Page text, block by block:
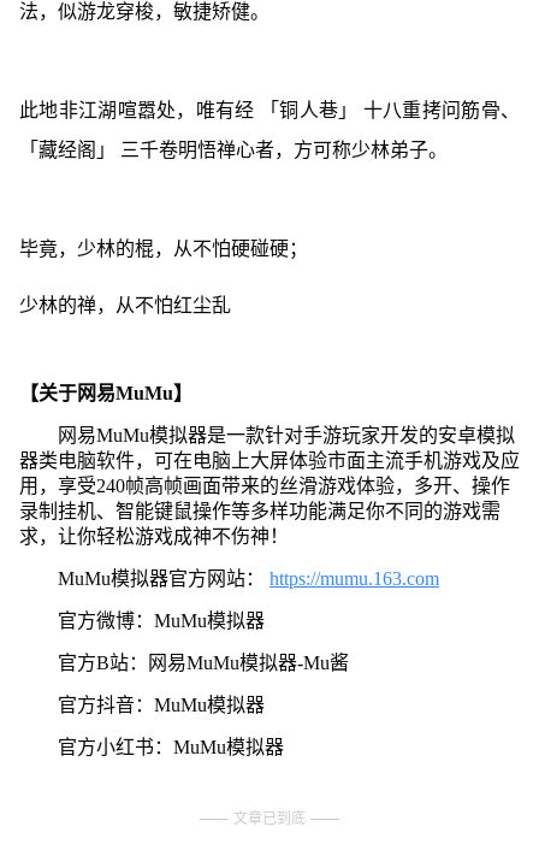
法，似游龙穿梭，敏捷矫健。
此地非江湖喧嚣处，唯有经 「铜人巷」 十八重拷问筋骨、
「藏经阁」 三千卷明悟禅心者，方可称少林弟子。
毕竟，少林的棍，从不怕硬碰硬；
少林的禅，从不怕红尘乱
【关于网易MuMu】
网易MuMu模拟器是一款针对手游玩家开发的安卓模拟
器类电脑软件，可在电脑上大屏体验市面主流手机游戏及应
用，享受240帧高帧画面带来的丝滑游戏体验，多开、操作
录制挂机、智能键鼠操作等多样功能满足你不同的游戏需
求，让你轻松游戏成神不伤神！
MuMu模拟器官方网站： https://mumu.163.com
官方微博：MuMu模拟器
官方B站：网易MuMu模拟器-Mu酱
官方抖音：MuMu模拟器
官方小红书：MuMu模拟器
文章已到底